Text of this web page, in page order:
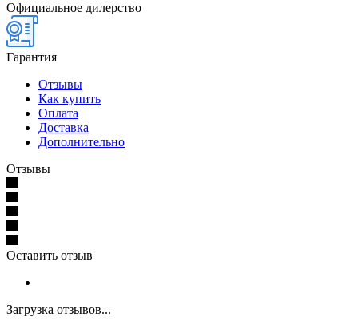
Официальное дилерство
Гарантия
Отзывы
Как купить
Оплата
Доставка
Дополнительно
Отзывы
Оставить отзыв
Загрузка отзывов...